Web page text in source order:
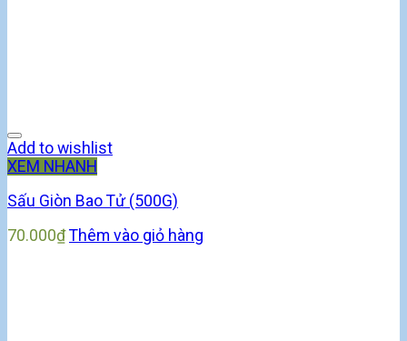
Add to wishlist
XEM NHANH
Sấu Giòn Bao Tử (500G)
70.000₫ Thêm vào giỏ hàng